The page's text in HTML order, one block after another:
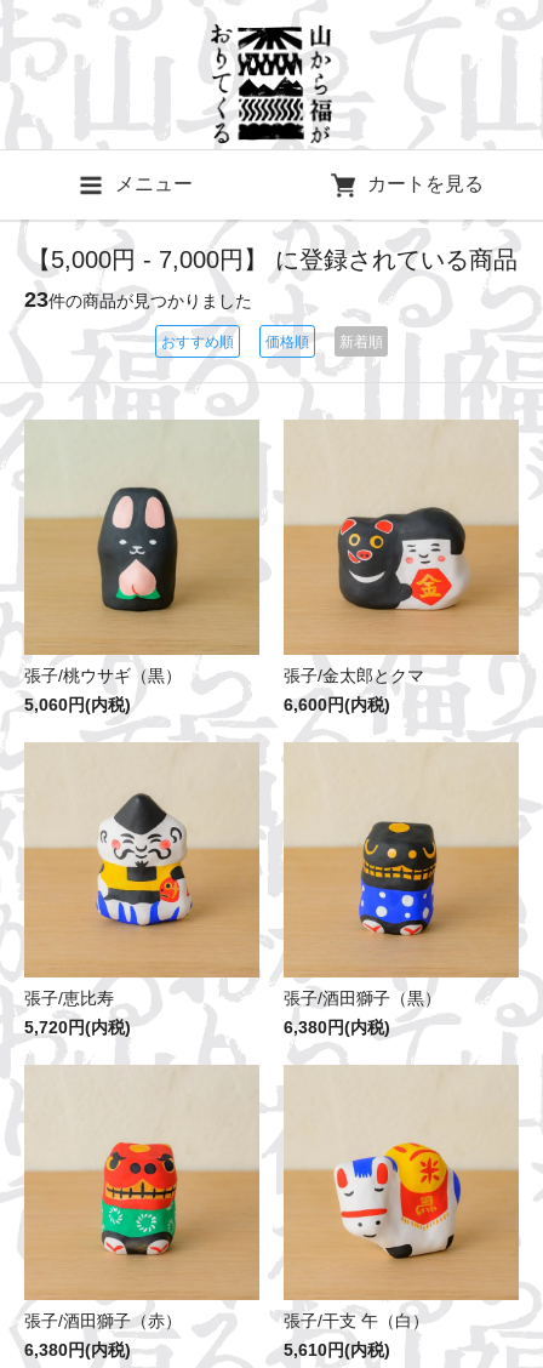
メニュー カートを見る
【5,000円 - 7,000円】 に登録されている商品
23件の商品が見つかりました
おすすめ順 価格順 新着順
張子/桃ウサギ（黒）
5,060円(内税)
張子/金太郎とクマ
6,600円(内税)
張子/恵比寿
5,720円(内税)
張子/酒田獅子（黒）
6,380円(内税)
張子/酒田獅子（赤）
6,380円(内税)
張子/干支 午（白）
5,610円(内税)